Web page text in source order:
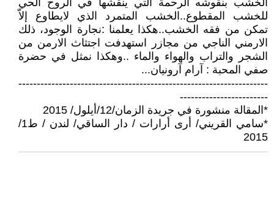
الخشب بنقوشه الرحمة التي ينقشها في الروح الحي
للخشب المقطوع..الخشب المتمرد الذي لايطاوع إلاّ
تمكن من فقه الخشب..هكذا يعلمنا :نجارة الوجود، ذلك
الارمني الناجي من مجازر استهدفت اجتثاث الارمن من
الشجر والتراب والهواء والماء ..وهكذا نمثل في حضرة
صفي المحبة : آرام آرونيان...
--------------------------------------------------------------------
------------------------
*المقالة منشورة في جريدة الزمان/12/أيلول/ 2015
*سامي القريني/ أرى أرارات / دار الساقي/ لندن / ط1/
2015